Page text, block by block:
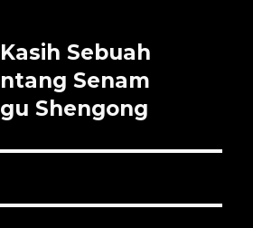
Sebuah
Senam
Shengong